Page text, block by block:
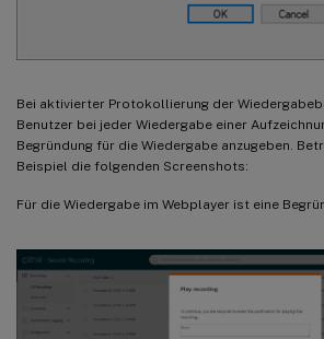
Bei aktivierter Protokollierung der
Benutzer bei jeder Wiedergabe einer
Begründung für die Wiedergabe anzugeben.
Beispiel die folgenden Screenshots:
Für die Wiedergabe im Webplayer ist eine